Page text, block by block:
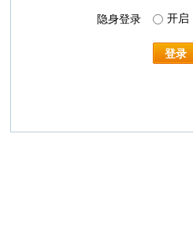
隐身登录 开启
登录